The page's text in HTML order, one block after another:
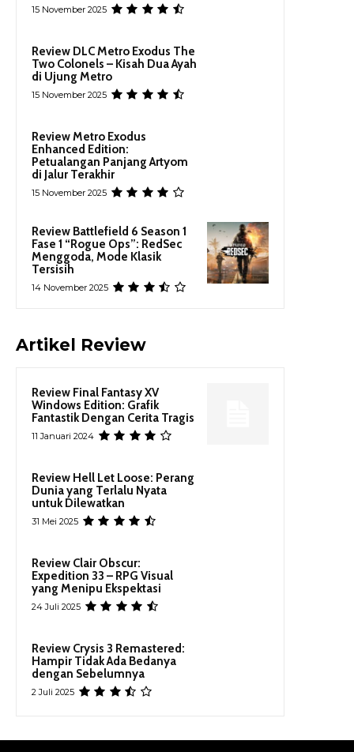
15 November 2025
Review DLC Metro Exodus The
Two Colonels – Kisah Dua Ayah
di Ujung Metro
15 November 2025
Review Metro Exodus
Enhanced Edition:
Petualangan Panjang Artyom
di Jalur Terakhir
15 November 2025
Review Battlefield 6 Season 1
Fase 1 “Rogue Ops”: RedSec
Menggoda, Mode Klasik
Tersisih
14 November 2025
Artikel Review
Review Final Fantasy XV
Windows Edition: Grafik
Fantastik Dengan Cerita Tragis
11 Januari 2024
Review Hell Let Loose: Perang
Dunia yang Terlalu Nyata
untuk Dilewatkan
31 Mei 2025
Review Clair Obscur:
Expedition 33 – RPG Visual
yang Menipu Ekspektasi
24 Juli 2025
Review Crysis 3 Remastered:
Hampir Tidak Ada Bedanya
dengan Sebelumnya
2 Juli 2025